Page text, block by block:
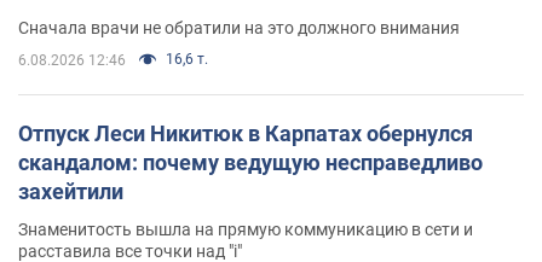
Сначала врачи не обратили на это должного внимания
6.08.2026 12:46 16,6 т.
Отпуск Леси Никитюк в Карпатах обернулся
скандалом: почему ведущую несправедливо
захейтили
Знаменитость вышла на прямую коммуникацию в сети и
расставила все точки над "i"